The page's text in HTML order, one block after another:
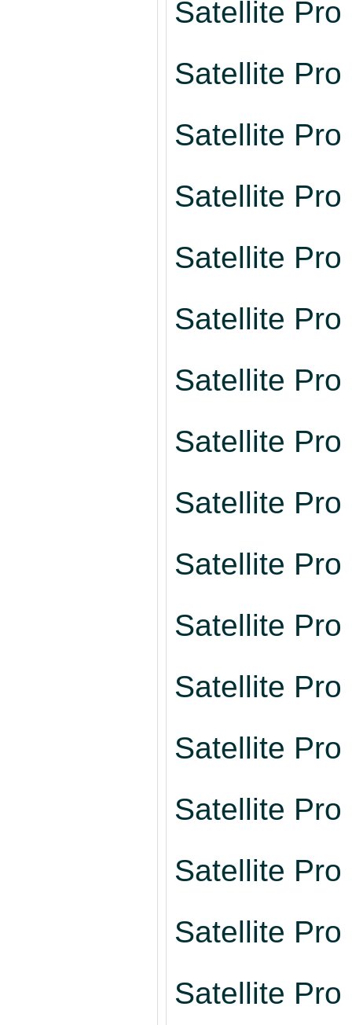
Satellite
Satellite
Satellite
Satellite
Satellite
Satellite
Satellite
Satellite
Satellite
Satellite
Satellite
Satellite
Satellite
Satellite
Satellite
Satellite
Satellite